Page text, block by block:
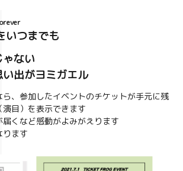
いつまでも
ない
出がヨミガエル
、参加したイベントのチケットが手元に残
演目）を表示できます
くなど感動がよみがえります
ます